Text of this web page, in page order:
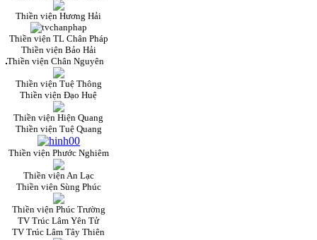
Thiền viện Hương Hải
Thiền viện TL Chân Pháp
Thiền viện Bảo Hải
Thiền viện Chân Nguyên
Thiền viện Tuệ Thông
Thiền viện Đạo Huệ
Thiền viện Hiện Quang
Thiền viện Tuệ Quang
Thiền viện Phước Nghiêm
Thiền viện An Lạc
Thiền viện Sùng Phúc
Thiền viện Phúc Trường
TV Trúc Lâm Yên Tử
TV Trúc Lâm Tây Thiên